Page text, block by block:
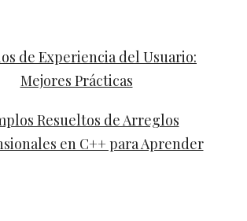
de Experiencia del Usuario:
Mejores Prácticas
Resueltos de Arreglos
en C++ para Aprender